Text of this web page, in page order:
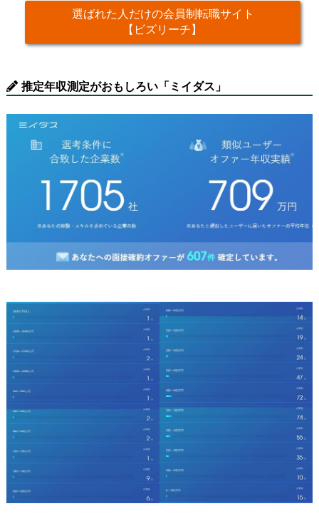
選ばれた人だけの会員制転職サイト
【ビズリーチ】
推定年収測定がおもしろい「ミイダス」